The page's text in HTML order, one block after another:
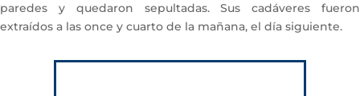
paredes y quedaron sepultadas. Sus cadáveres fueron
extraídos a las once y cuarto de la mañana, el día siguiente.